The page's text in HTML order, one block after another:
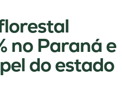
no Paraná e
do estado